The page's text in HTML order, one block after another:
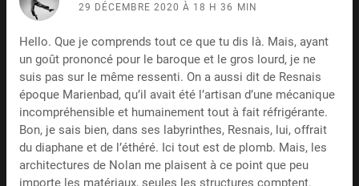
29 DÉCEMBRE 2020 À 18 H 36 MIN
Hello. Que je comprends tout ce que tu dis là. Mais, ayant
un goût prononcé pour le baroque et le gros lourd, je ne
suis pas sur le même ressenti. On a aussi dit de Resnais
époque Marienbad, qu’il avait été l’artisan d’une mécanique
incompréhensible et humainement tout à fait réfrigérante.
Bon, je sais bien, dans ses labyrinthes, Resnais, lui, offrait
du diaphane et de l’éthéré. Ici tout est de plomb. Mais, les
architectures de Nolan me plaisent à ce point que peu
importe les matériaux, seules les structures comptent.